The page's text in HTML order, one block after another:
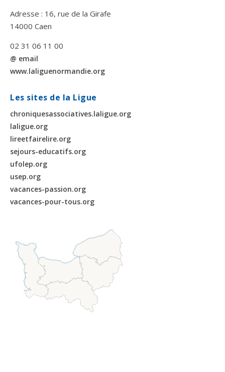
Adresse : 16, rue de la Girafe
14000 Caen
02 31 06 11 00
@ email
www.laliguenormandie.org
Les sites de la Ligue
chroniquesassociatives.laligue.org
laligue.org
lireetfairelire.org
sejours-educatifs.org
ufolep.org
usep.org
vacances-passion.org
vacances-pour-tous.org